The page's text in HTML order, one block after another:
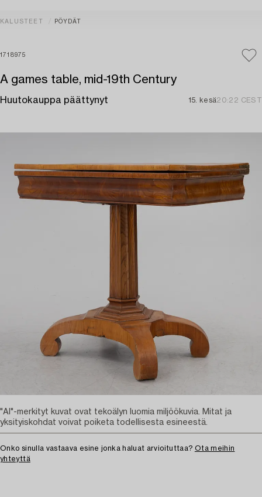
KALUSTEET PÖYDÄT
1718975
A games table, mid-19th Century
Huutokauppa päättynyt 15. kesä20:22 CEST
Onko sinulla vastaava esine jonka haluat arvioituttaa? Ota meihin
yhteyttä
"AI"-merkityt kuvat ovat tekoälyn luomia miljöökuvia. Mitat ja
yksityiskohdat voivat poiketa todellisesta esineestä.